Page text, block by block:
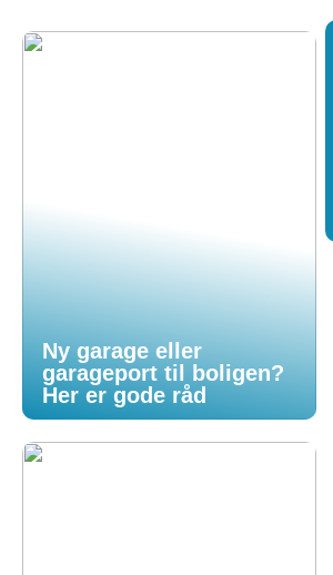
Ny garage eller
garageport til boligen?
Her er gode råd